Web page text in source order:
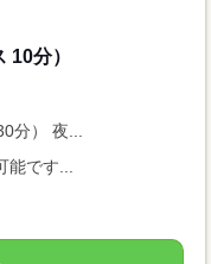
分）
分） 夜...
です...